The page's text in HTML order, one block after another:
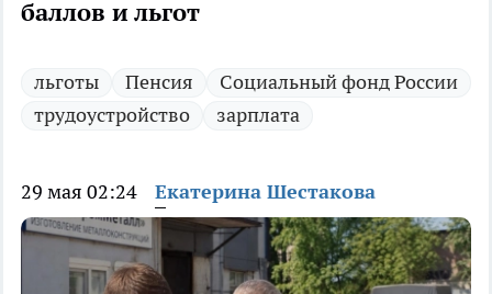
баллов и льгот
льготы Пенсия
Социальный фонд России
трудоустройство
зарплата
29 мая 02:24 Екатерина Шестакова